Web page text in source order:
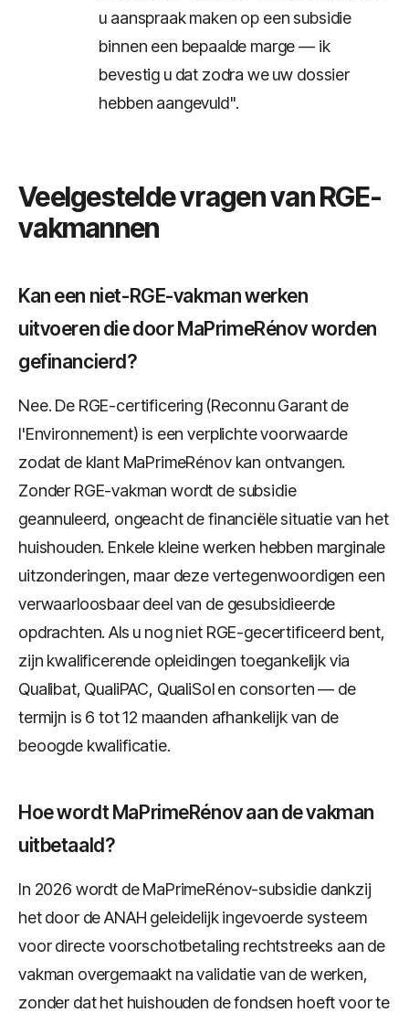
u aanspraak maken op een subsidie
binnen een bepaalde marge — ik
bevestig u dat zodra we uw dossier
hebben aangevuld".
Veelgestelde vragen van RGE-
vakmannen
Kan een niet-RGE-vakman werken
uitvoeren die door MaPrimeRénov worden
gefinancierd?
Nee. De RGE-certificering (Reconnu Garant de
l'Environnement) is een verplichte voorwaarde
zodat de klant MaPrimeRénov kan ontvangen.
Zonder RGE-vakman wordt de subsidie
geannuleerd, ongeacht de financiële situatie van het
huishouden. Enkele kleine werken hebben marginale
uitzonderingen, maar deze vertegenwoordigen een
verwaarloosbaar deel van de gesubsidieerde
opdrachten. Als u nog niet RGE-gecertificeerd bent,
zijn kwalificerende opleidingen toegankelijk via
Qualibat, QualiPAC, QualiSol en consorten — de
termijn is 6 tot 12 maanden afhankelijk van de
beoogde kwalificatie.
Hoe wordt MaPrimeRénov aan de vakman
uitbetaald?
In 2026 wordt de MaPrimeRénov-subsidie dankzij
het door de ANAH geleidelijk ingevoerde systeem
voor directe voorschotbetaling rechtstreeks aan de
vakman overgemaakt na validatie van de werken,
zonder dat het huishouden de fondsen hoeft voor te